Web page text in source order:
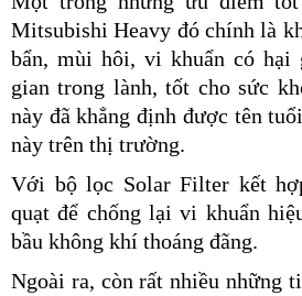
Mitsubishi Heavy đó chính là
bẩn, mùi hôi, vi khuẩn có hại
gian trong lành, tốt cho sức
này đã khẳng định được tên
này trên thị trường.
Với bộ lọc Solar Filter kết
quạt để chống lại vi khuẩn
bầu không khí thoáng đãng.
Ngoài ra, còn rất nhiều những